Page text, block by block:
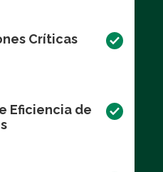
Críticas
Eficiencia de